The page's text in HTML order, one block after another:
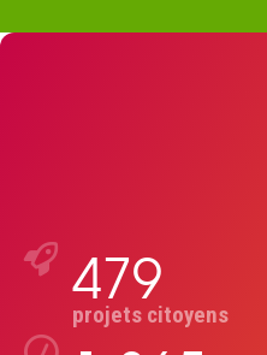
479
projets citoyens